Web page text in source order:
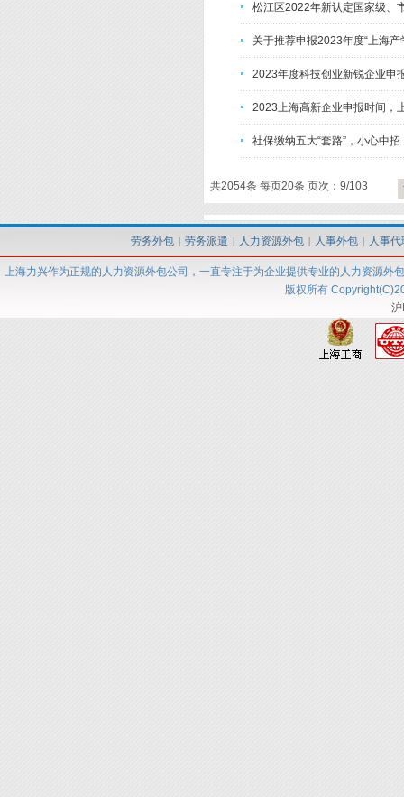
松江区2022年新认定国家级、
关于推荐申报2023年度“上海
2023年度科技创业新锐企业申
2023上海高新企业申报时间，
社保缴纳五大“套路”，小心中招
共2054条 每页20条 页次：9/103
劳务外包 | 劳务派遣 | 人力资源外包 | 人事外包 | 人事代
上海力兴作为正规的人力资源外包公司 ，一直专注于为企业提供专业的人力资源外包
版权所有